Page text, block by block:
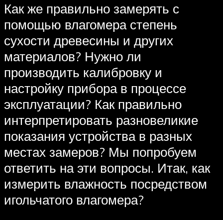
Как же правильно замерять с
помощью влагомера степень
сухости древесины и других
материалов? Нужно ли
производить калибровку и
настройку прибора в процессе
эксплуатации? Как правильно
интерпретировать разновеликие
показания устройства в разных
местах замеров? Мы попробуем
ответить на эти вопросы. Итак, как
измерить влажность посредством
игольчатого влагомера?